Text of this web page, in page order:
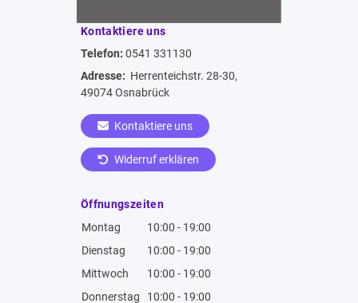
Kontaktiere uns
Telefon: 0541 331130
Adresse: Herrenteichstr. 28-30,
49074 Osnabrück
Kontaktiere uns
Widerruf erklären
Öffnungszeiten
Montag
10:00 - 19:00
Dienstag
10:00 - 19:00
Mittwoch
10:00 - 19:00
Donnerstag
10:00 - 19:00